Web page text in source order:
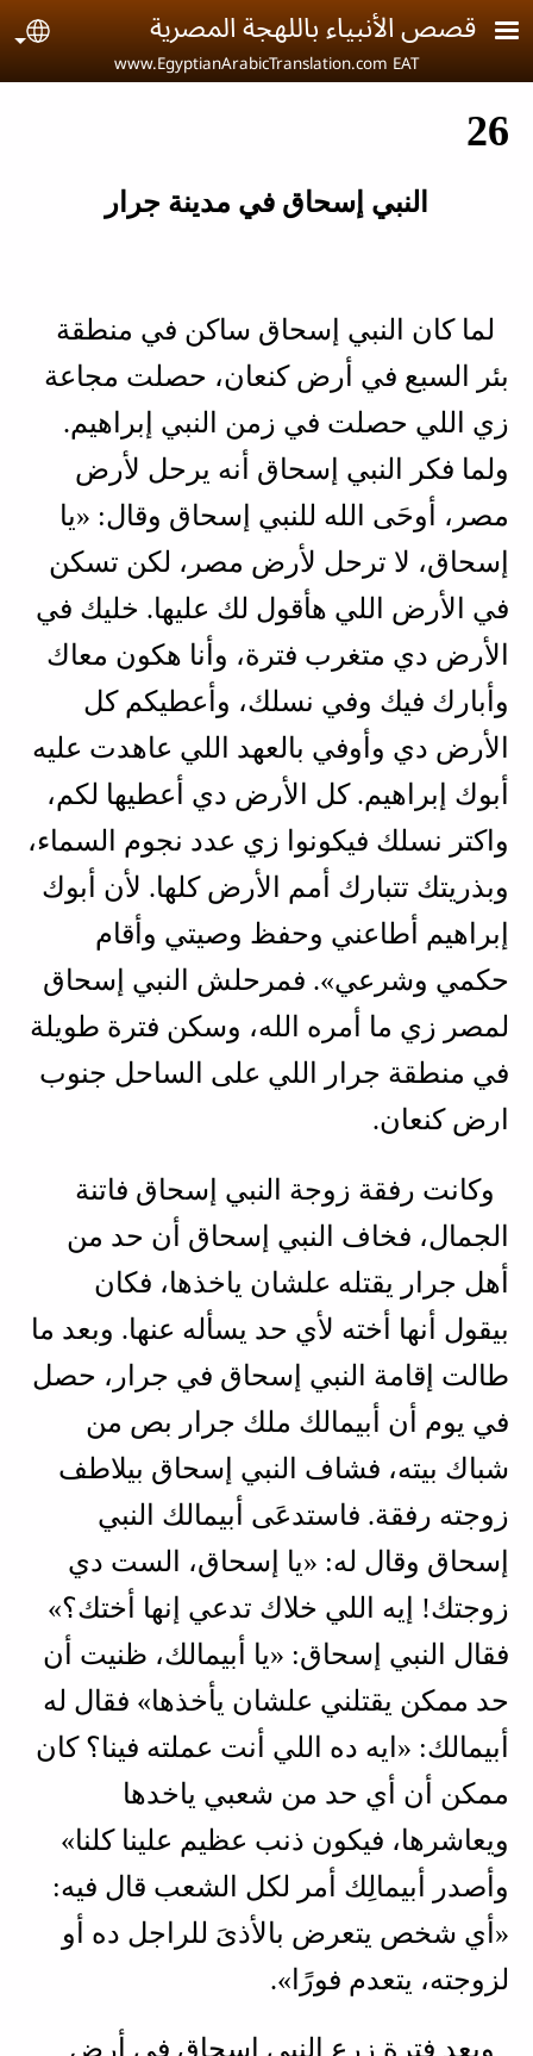
Skip to main content
قصص الأنبياء باللهجة المصرية
www.EgyptianArabicTranslation.com EAT
26
النبي إسحاق في مدينة جرار
لما كان النبي إسحاق ساكن في منطقة
بئر السبع في أرض كنعان، حصلت مجاعة
زي اللي حصلت في زمن النبي إبراهيم.
ولما فكر النبي إسحاق أنه يرحل لأرض
مصر، أوحَى الله للنبي إسحاق وقال: «يا
إسحاق، لا ترحل لأرض مصر، لكن تسكن
في الأرض اللي هأقول لك عليها. خليك في
الأرض دي متغرب فترة، وأنا هكون معاك
وأبارك فيك وفي نسلك، وأعطيكم كل
الأرض دي وأوفي بالعهد اللي عاهدت عليه
أبوك إبراهيم. كل الأرض دي أعطيها لكم،
واكتر نسلك فيكونوا زي عدد نجوم السماء،
وبذريتك تتبارك أمم الأرض كلها. لأن أبوك
إبراهيم أطاعني وحفظ وصيتي وأقام
حكمي وشرعي». فمرحلش النبي إسحاق
لمصر زي ما أمره الله، وسكن فترة طويلة
في منطقة جرار اللي على الساحل جنوب
ارض كنعان.
وكانت رفقة زوجة النبي إسحاق فاتنة
الجمال، فخاف النبي إسحاق أن حد من
أهل جرار يقتله علشان ياخذها، فكان
بيقول أنها أخته لأي حد يسأله عنها. وبعد ما
طالت إقامة النبي إسحاق في جرار، حصل
في يوم أن أبيمالك ملك جرار بص من
شباك بيته، فشاف النبي إسحاق بيلاطف
زوجته رفقة. فاستدعَى أبيمالك النبي
إسحاق وقال له: «يا إسحاق، الست دي
زوجتك! إيه اللي خلاك تدعي إنها أختك؟»
فقال النبي إسحاق: «يا أبيمالك، ظنيت أن
حد ممكن يقتلني علشان يأخذها» فقال له
أبيمالك: «ايه ده اللي أنت عملته فينا؟ كان
ممكن أن أي حد من شعبي ياخدها
ويعاشرها، فيكون ذنب عظيم علينا كلنا»
وأصدر أبيمالِك أمر لكل الشعب قال فيه:
«أي شخص يتعرض بالأذىَ للراجل ده أو
لزوجته، يتعدم فورًا».
وبعد فترة زرع النبي إسحاق في أرض